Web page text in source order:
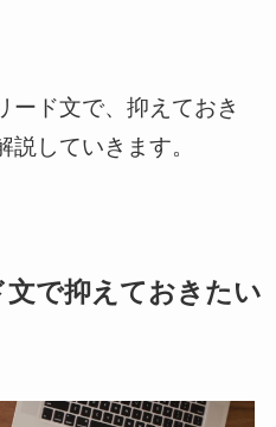
ード文で、抑えておき
していきます。
で抑えておきたい